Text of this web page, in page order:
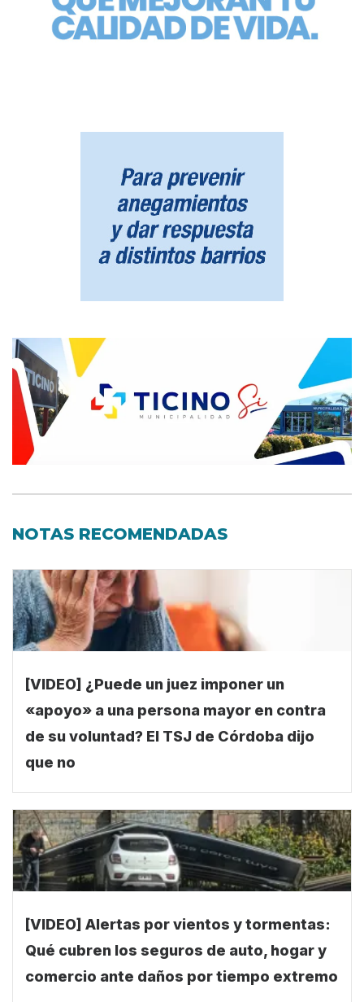
NOTAS RECOMENDADAS
[VIDEO] ¿Puede un juez imponer un
«apoyo» a una persona mayor en contra
de su voluntad? El TSJ de Córdoba dijo
que no
[VIDEO] Alertas por vientos y tormentas:
Qué cubren los seguros de auto, hogar y
comercio ante daños por tiempo extremo